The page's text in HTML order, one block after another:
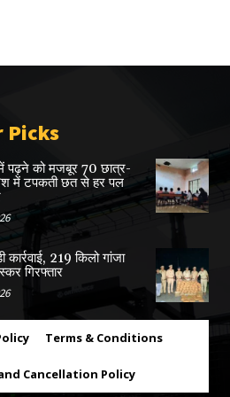
Picks
पढ़ने को मजबूर 70 छात्र-
में टपकती छत से हर पल
कार्रवाई, 219 किलो गांजा
गिरफ्तार
Terms & Conditions
Cancellation Policy